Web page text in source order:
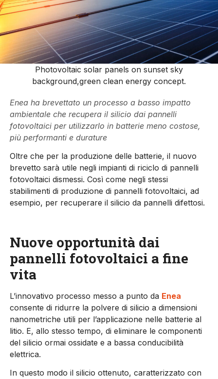
Photovoltaic solar panels on sunset sky
background,green clean energy concept.
Enea ha brevettato un processo a basso impatto
ambientale che recupera il silicio dai pannelli
fotovoltaici per utilizzarlo in batterie meno costose,
più performanti e durature
Oltre che per la produzione delle batterie, il nuovo
brevetto sarà utile negli impianti di riciclo di pannelli
fotovoltaici dismessi. Così come negli stessi
stabilimenti di produzione di pannelli fotovoltaici, ad
esempio, per recuperare il silicio da pannelli difettosi.
Nuove opportunità dai
pannelli fotovoltaici a fine
vita
L’innovativo processo messo a punto da Enea
consente di ridurre la polvere di silicio a dimensioni
nanometriche utili per l’applicazione nelle batterie al
litio. E, allo stesso tempo, di eliminare le componenti
del silicio ormai ossidate e a bassa conducibilità
elettrica.
In questo modo il silicio ottenuto, caratterizzato con